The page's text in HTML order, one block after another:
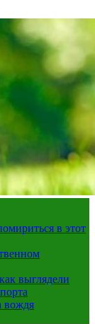
в этот
выглядели
вождя